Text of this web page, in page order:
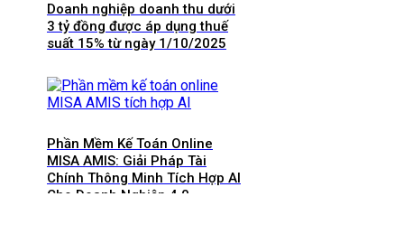
Doanh nghiệp doanh thu dưới
3 tỷ đồng được áp dụng thuế
suất 15% từ ngày 1/10/2025
Phần Mềm Kế Toán Online
MISA AMIS: Giải Pháp Tài
Chính Thông Minh Tích Hợp AI
Cho Doanh Nghiệp 4.0